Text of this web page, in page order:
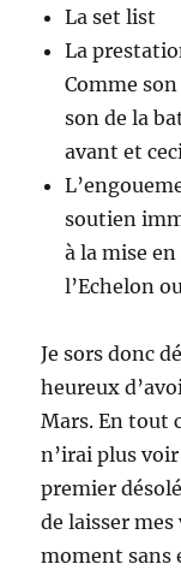
La set list
La
Comme
son de la
avant et
soutien
à la mise
l’Echelon
Je sors donc
heureux
Mars. En tout
n’irai plus
premier
de laisser
moment sans